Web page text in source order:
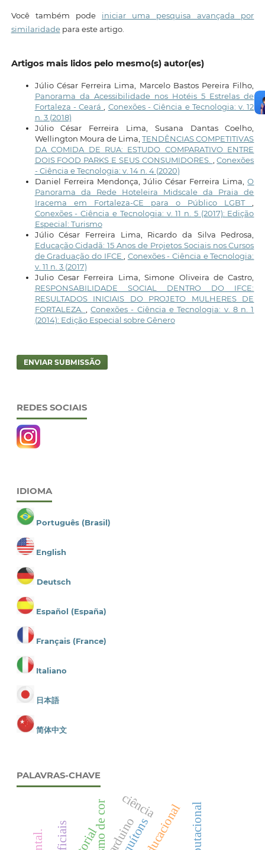
Você também pode iniciar uma pesquisa avançada por
similaridadepara este artigo.
Artigos mais lidos pelo mesmo(s) autor(es)
Júlio César Ferreira Lima, Marcelo Bastos Pereira Filho,
Panorama da Acessibilidade nos Hotéis 5 Estrelas de
Fortaleza - Ceará
Conexões - Ciência e Tecnologia: v. 12
n. 3 (2018)
Júlio César Ferreira Lima, Susana Dantas Coelho,
Wellington Moura de Lima,TENDÊNCIAS COMPETITIVAS
DA COMIDA DE RUA: ESTUDO COMPARATIVO ENTRE
DOIS FOOD PARKS E SEUS CONSUMIDORES.
,Conexões
- Ciência e Tecnologia: v. 14 n. 4 (2020)
Daniel Ferreira Mendonça, Júlio César Ferreira Lima,O
Panorama da Rede Hoteleira Midscale da Praia de
Iracema em Fortaleza-CE para o Público LGBT
Conexões - Ciência e Tecnologia: v. 11 n. 5 (2017): Edição
Especial: Turismo
Júlio César Ferreira Lima, Ricardo da Silva Pedrosa,
Educação Cidadã: 15 Anos de Projetos Sociais nos Cursos
de Graduação do IFCE
Conexões - Ciência e Tecnologia:
v. 11 n. 3 (2017)
Julio Cesar Ferreira Lima, Simone Oliveira de Castro,
RESPONSABILIDADE SOCIAL DENTRO DO IFCE:
RESULTADOS INICIAIS DO PROJETO MULHERES DE
FORTALEZA.
,Conexões - Ciência e Tecnologia: v. 8 n. 1
(2014): Edição Especial sobre Gênero
ENVIAR SUBMISSÃO
REDES SOCIAIS
IDIOMA
Português (Brasil)
English
Deutsch
Español (España)
Français (France)
Italiano
日本語
简体中文
PALAVRAS-CHAVE
quítons
ciência
arduino